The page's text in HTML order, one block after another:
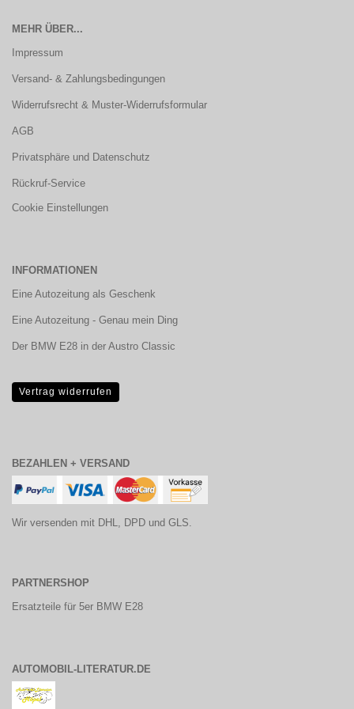
MEHR ÜBER...
Impressum
Versand- & Zahlungsbedingungen
Widerrufsrecht & Muster-Widerrufsformular
AGB
Privatsphäre und Datenschutz
Rückruf-Service
Cookie Einstellungen
INFORMATIONEN
Eine Autozeitung als Geschenk
Eine Autozeitung - Genau mein Ding
Der BMW E28 in der Austro Classic
Vertrag widerrufen
BEZAHLEN + VERSAND
Wir versenden mit DHL, DPD und GLS.
PARTNERSHOP
Ersatzteile für 5er BMW E28
AUTOMOBIL-LITERATUR.DE